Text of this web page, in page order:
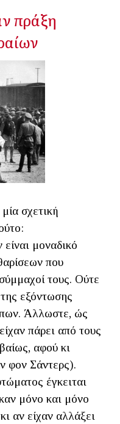
πράξη
σχετική
μοναδικό
που
τους. Ούτε
εξόντωσης
Άλλωστε, ώς
πάρει από τους
αφού κι
φον Σάντερς).
έγκειται
μόνο και μόνο
αν είχαν αλλάξει